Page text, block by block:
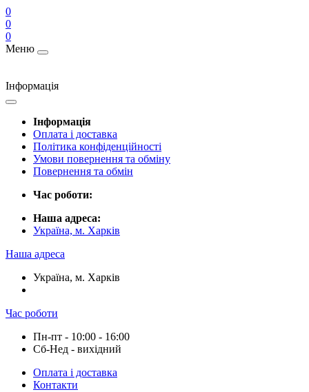
0
0
0
Меню
Інформація
Інформація
Оплата і доставка
Політика конфіденційності
Умови повернення та обміну
Повернення та обмін
Час роботи:
Наша адреса:
Україна, м. Харків
Наша адреса
Україна, м. Харків
Час роботи
Пн-пт - 10:00 - 16:00
Сб-Нед - вихідний
Оплата і доставка
Контакти